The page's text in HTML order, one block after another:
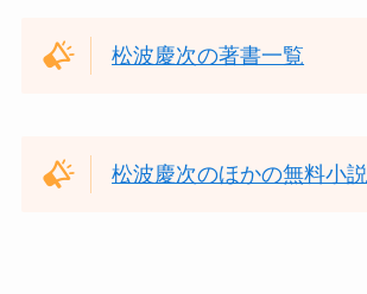
松波慶次の著書一覧
松波慶次のほかの無料小説